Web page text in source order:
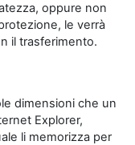
oppure non
le verrà
il trasferimento.
dimensioni che un
Explorer,
li memorizza per